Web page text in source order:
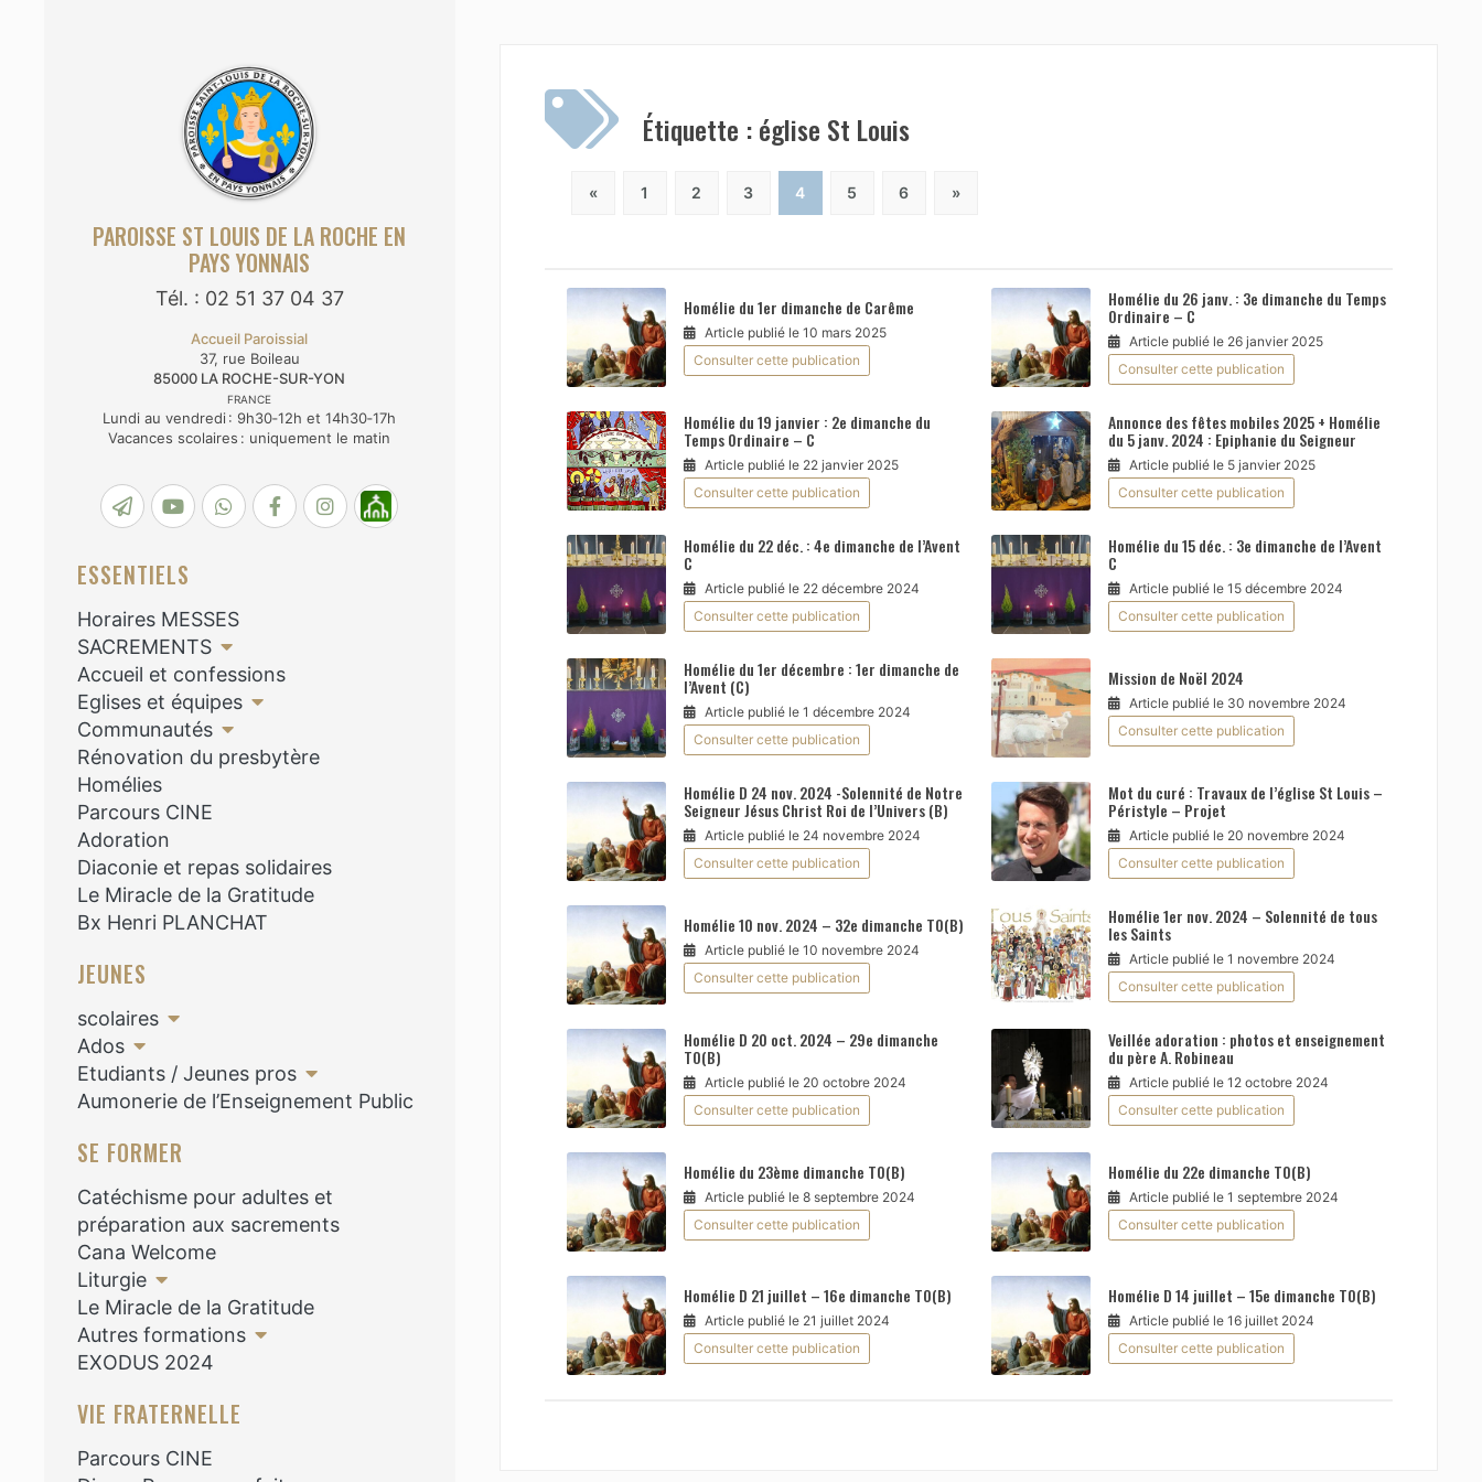
PAROISSE ST LOUIS DE LA ROCHE EN
PAYS YONNAIS
Tél. : 02 51 37 04 37
Accueil Paroissial
37, rue Boileau
85000 LA ROCHE-SUR-YON
FRANCE
Lundi au vendredi : 9h30‑12h et 14h30‑17h
Vacances scolaires : uniquement le matin
ESSENTIELS
Horaires MESSES
SACREMENTS
Accueil et confessions
Eglises et équipes
Communautés
Rénovation du presbytère
Homélies
Parcours CINE
Adoration
Diaconie et repas solidaires
Le Miracle de la Gratitude
Bx Henri PLANCHAT
JEUNES
scolaires
Ados
Etudiants / Jeunes pros
Aumonerie de l’Enseignement Public
SE FORMER
Catéchisme pour adultes et
préparation aux sacrements
Cana Welcome
Liturgie
Le Miracle de la Gratitude
Autres formations
EXODUS 2024
VIE FRATERNELLE
Parcours CINE
Étiquette :église St Louis
« 1 2 3 4 5 6 »
Homélie du 1er dimanche de Carême
Article publié le 10 mars 2025
Consulter cette publication
Homélie du 26 janv. : 3e dimanche du Temps
Ordinaire – C
Article publié le 26 janvier 2025
Consulter cette publication
Homélie du 19 janvier : 2e dimanche du
Temps Ordinaire – C
Article publié le 22 janvier 2025
Consulter cette publication
Annonce des fêtes mobiles 2025 + Homélie
du 5 janv. 2024 : Epiphanie du Seigneur
Article publié le 5 janvier 2025
Consulter cette publication
Homélie du 22 déc. : 4e dimanche de l’Avent
C
Article publié le 22 décembre 2024
Consulter cette publication
Homélie du 15 déc. : 3e dimanche de l’Avent
C
Article publié le 15 décembre 2024
Consulter cette publication
Homélie du 1er décembre : 1er dimanche de
l’Avent (C)
Article publié le 1 décembre 2024
Consulter cette publication
Mission de Noël 2024
Article publié le 30 novembre 2024
Consulter cette publication
Homélie D 24 nov. 2024 -Solennité de Notre
Seigneur Jésus Christ Roi de l’Univers (B)
Article publié le 24 novembre 2024
Consulter cette publication
Mot du curé : Travaux de l’église St Louis –
Péristyle – Projet
Article publié le 20 novembre 2024
Consulter cette publication
Homélie 10 nov. 2024 – 32e dimanche TO(B)
Article publié le 10 novembre 2024
Consulter cette publication
Homélie 1er nov. 2024 – Solennité de tous
les Saints
Article publié le 1 novembre 2024
Consulter cette publication
Homélie D 20 oct. 2024 – 29e dimanche
TO(B)
Article publié le 20 octobre 2024
Consulter cette publication
Veillée adoration : photos et enseignement
du père A. Robineau
Article publié le 12 octobre 2024
Consulter cette publication
Homélie du 23ème dimanche TO(B)
Article publié le 8 septembre 2024
Consulter cette publication
Homélie du 22e dimanche TO(B)
Article publié le 1 septembre 2024
Consulter cette publication
Homélie D 21 juillet – 16e dimanche TO(B)
Article publié le 21 juillet 2024
Consulter cette publication
Homélie D 14 juillet – 15e dimanche TO(B)
Article publié le 16 juillet 2024
Consulter cette publication